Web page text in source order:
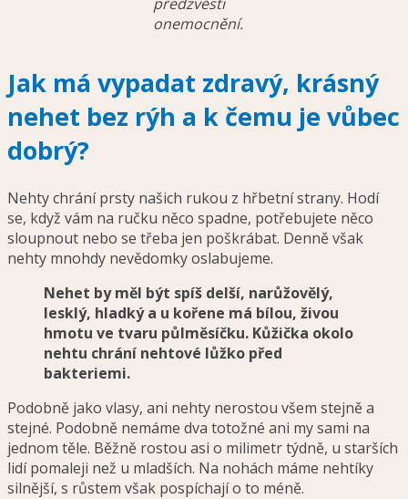
onemocnění.
Jak má vypadat zdravý, krásný
nehet bez rýh a k čemu je vůbec
dobrý?
Nehty chrání prsty našich rukou z hřbetní strany. Hodí
se, když vám na ručku něco spadne, potřebujete něco
sloupnout nebo se třeba jen poškrábat. Denně však
nehty mnohdy nevědomky oslabujeme.
Nehet by měl být spíš delší, narůžovělý,
lesklý, hladký a u kořene má bílou, živou
hmotu ve tvaru půlměsíčku. Kůžička okolo
nehtu chrání nehtové lůžko před
bakteriemi.
Podobně jako vlasy, ani nehty nerostou všem stejně a
stejné. Podobně nemáme dva totožné ani my sami na
jednom těle. Běžně rostou asi o milimetr týdně, u starších
lidí pomaleji než u mladších. Na nohách máme nehtíky
silnější, s růstem však pospíchají o to méně.